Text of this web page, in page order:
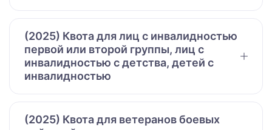
(2025) Квота для лиц с инвалидностью
первой или второй группы, лиц с
инвалидностью с детства, детей с
инвалидностью
(2025) Квота для ветеранов боевых